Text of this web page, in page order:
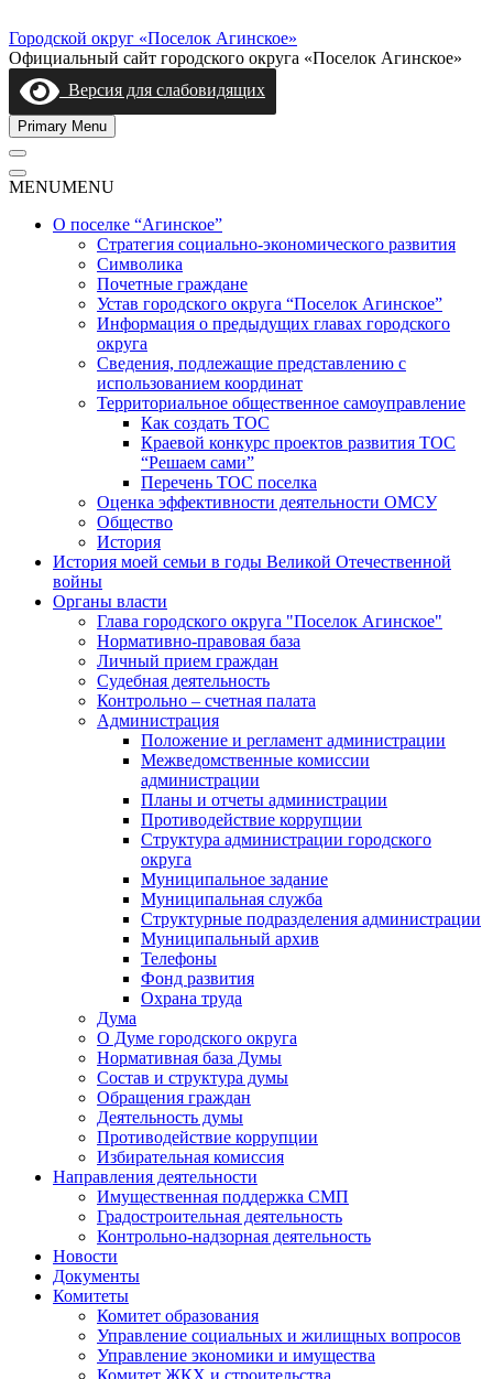
to
content
Городской округ «Поселок Агинское»
Официальный сайт городского округа «Поселок Агинское»
Версия для слабовидящих
Primary Menu
MENUMENU
О поселке “Агинское”
Стратегия социально-экономического развития
Символика
Почетные граждане
Устав городского округа “Поселок Агинское”
Информация о предыдущих главах городского
округа
Сведения, подлежащие представлению с
использованием координат
Территориальное общественное самоуправление
Как создать ТОС
Краевой конкурс проектов развития ТОС
“Решаем сами”
Перечень ТОС поселка
Оценка эффективности деятельности ОМСУ
Общество
История
История моей семьи в годы Великой Отечественной
войны
Органы власти
Глава городского округа "Поселок Агинское"
Нормативно-правовая база
Личный прием граждан
Судебная деятельность
Контрольно – счетная палата
Администрация
Положение и регламент администрации
Межведомственные комиссии
администрации
Планы и отчеты администрации
Противодействие коррупции
Структура администрации городского
округа
Муниципальное задание
Муниципальная служба
Структурные подразделения администрации
Муниципальный архив
Телефоны
Фонд развития
Охрана труда
Дума
О Думе городского округа
Нормативная база Думы
Состав и структура думы
Обращения граждан
Деятельность думы
Противодействие коррупции
Избирательная комиссия
Направления деятельности
Имущественная поддержка СМП
Градостроительная деятельность
Контрольно-надзорная деятельность
Новости
Документы
Комитеты
Комитет образования
Управление социальных и жилищных вопросов
Управление экономики и имущества
Комитет ЖКХ и строительства